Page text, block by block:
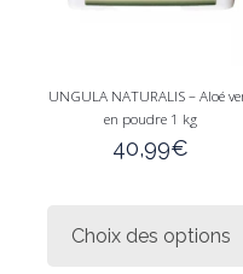
UNGULA NATURALIS – Aloé
en poudre 1 kg
40,99€
Choix des options